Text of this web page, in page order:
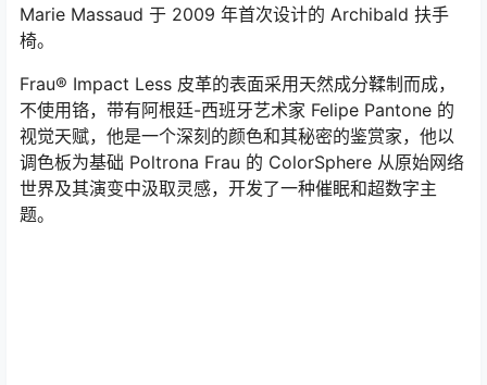
Marie Massaud 于 2009 年首次设计的 Archibald 扶手
椅。
Frau® Impact Less 皮革的表面采用天然成分鞣制而成，
不使用铬，带有阿根廷-西班牙艺术家 Felipe Pantone 的
视觉天赋，他是一个深刻的颜色和其秘密的鉴赏家，他以
调色板为基础 Poltrona Frau 的 ColorSphere 从原始网络
世界及其演变中汲取灵感，开发了一种催眠和超数字主
题。